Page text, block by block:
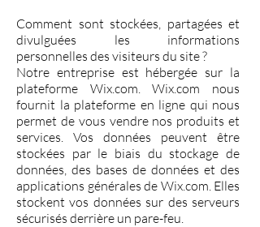
Comment sont stockées, partagées et
divulguées les informations
personnelles des visiteurs du site ?
Notre entreprise est hébergée sur la
plateforme Wix.com. Wix.com nous
fournit la plateforme en ligne qui nous
permet de vous vendre nos produits et
services. Vos données peuvent être
stockées par le biais du stockage de
données, des bases de données et des
applications générales de Wix.com. Elles
stockent vos données sur des serveurs
sécurisés derrière un pare-feu.